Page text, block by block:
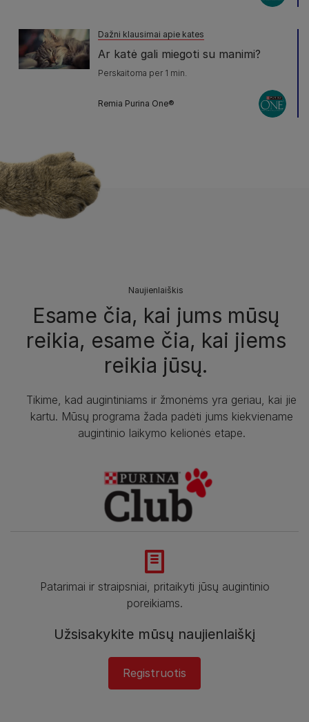
Dažni klausimai apie kates
Ar katė gali miegoti su manimi?
Perskaitoma per 1 min.
Remia Purina One®
Naujienlaiškis
Esame čia, kai jums mūsų
reikia, esame čia, kai jiems
reikia jūsų.
Tikime, kad augintiniams ir žmonėms yra geriau, kai jie
kartu. Mūsų programa žada padėti jums kiekviename
augintinio laikymo kelionės etape.
Patarimai ir straipsniai, pritaikyti jūsų augintinio
poreikiams.
Užsisakykite mūsų naujienlaiškį
Registruotis